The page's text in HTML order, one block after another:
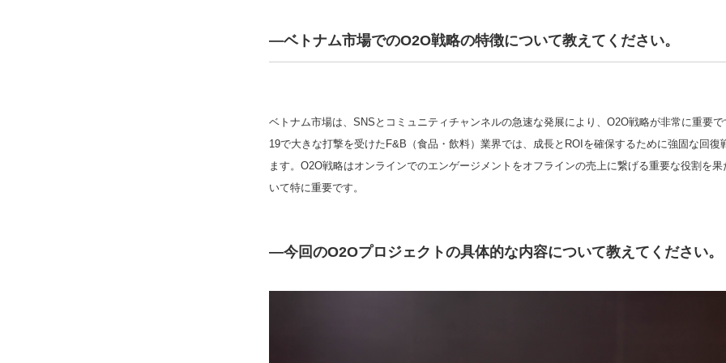
―ベトナム市場でのO2O戦略の特徴について教えてください。
ベトナム市場は、SNSとコミュニティチャンネルの急速な発展により、O2O戦略が非常に重要
19で大きな打撃を受けたF&B（食品・飲料）業界では、成長とROIを確保するために強固な回復
ます。O2O戦略はオンラインでのエンゲージメントをオフラインの売上に繋げる重要な役割を
いて特に重要です。
―今回のO2Oプロジェクトの具体的な内容について教えてください。